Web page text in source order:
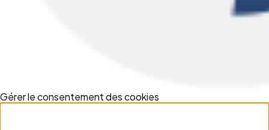
Gérer le consentement des cookies